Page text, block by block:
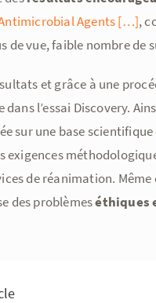
Agents […],
de vue, faible nombre de
et grâce à une
l’essai Discovery.
sur une base
exigences
de réanimation.
des problèmeséthiques